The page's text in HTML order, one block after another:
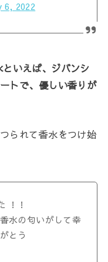
6, 2022
いえば、ジバンシ
トで、優しい香りが
られて香水をつけ始
！！
水の匂いがして幸
とう